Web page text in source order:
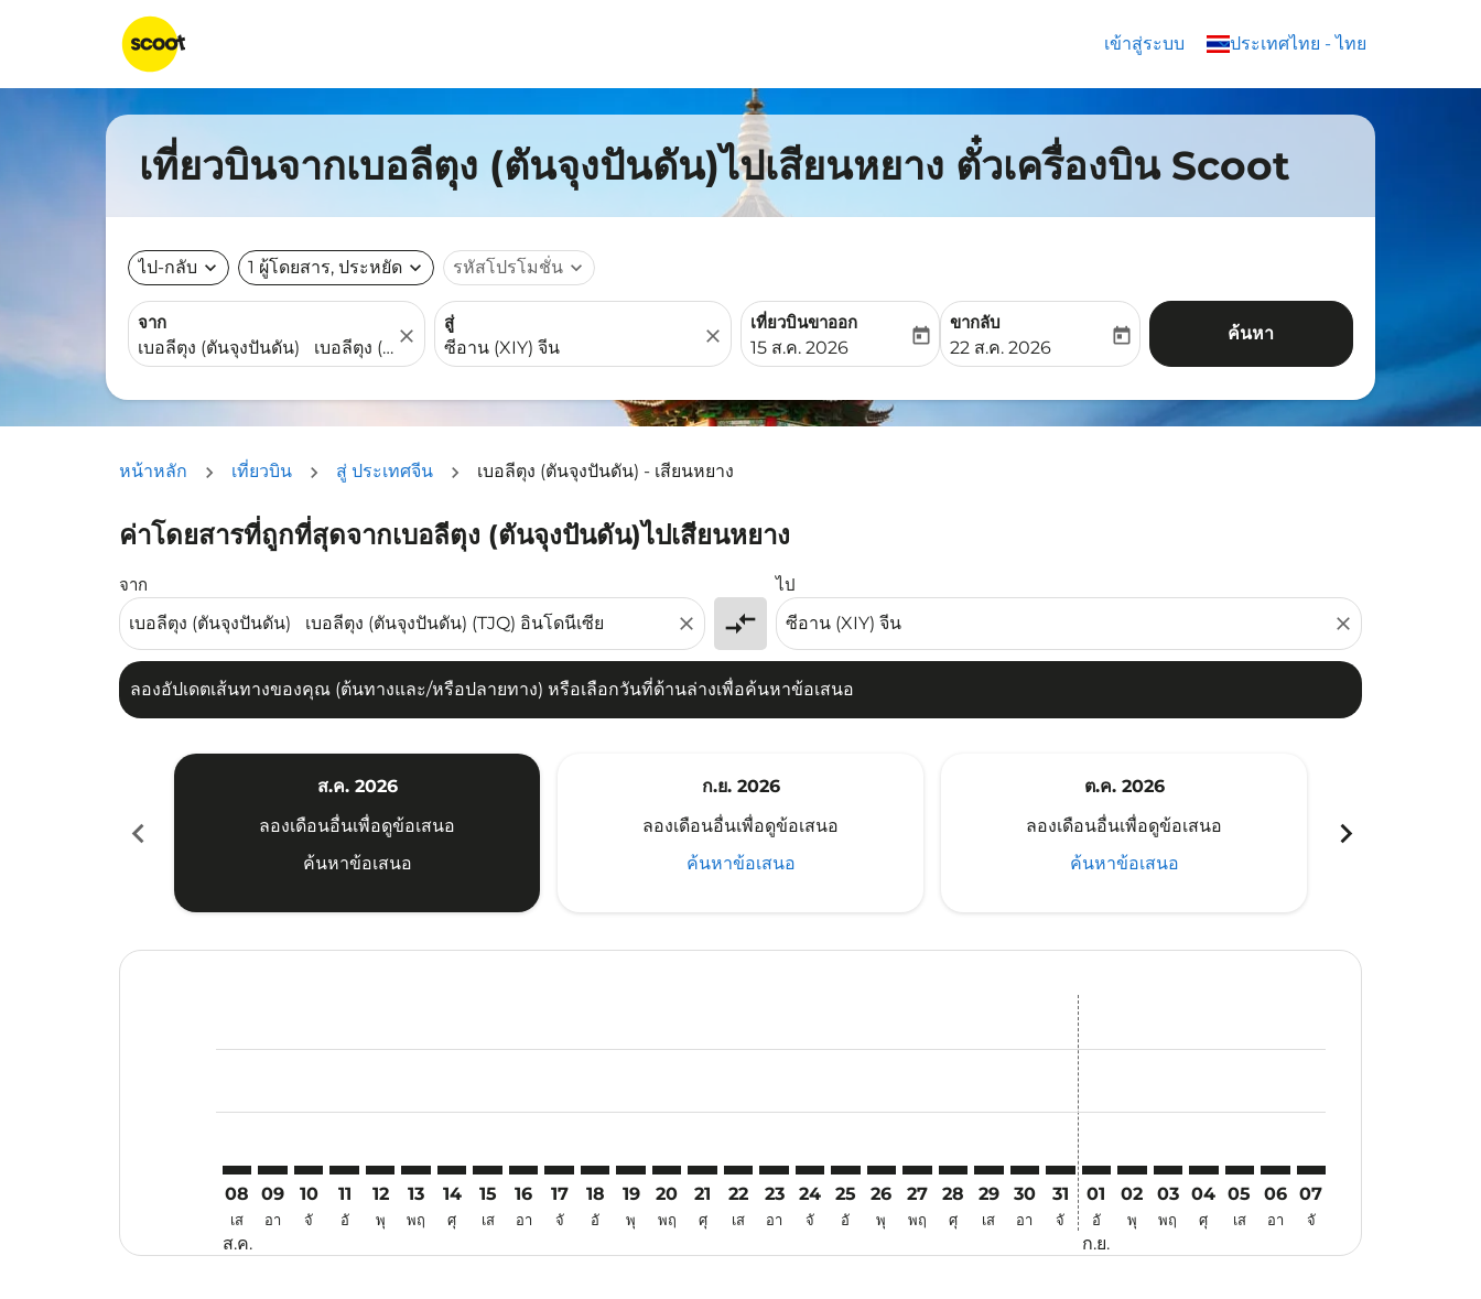
เข้าสู่ระบบ ประเทศไทย - ไทย
keyboard_arrow_down
เที่ยวบินจากเบอลีตุง (ตันจุงปันดัน)ไปเสียนหยาง ตั๋วเครื่องบิน Scoot
ไป-กลับ expand_more 1 ผู้โดยสาร, ประหยัด expand_more รหัสโปรโมชั่น expand_more
จาก
close
สู่
close
เที่ยวบินขาออก
fc-booking-departure-date-aria-label
15 ส.ค. 2026
today
ขากลับ
fc-booking-return-date-aria-label
22 ส.ค. 2026
today ค้นหา
หน้าหลัก เที่ยวบิน สู่ ประเทศจีน เบอลีตุง (ตันจุงปันดัน) - เสียนหยาง
ค่าโดยสารที่ถูกที่สุดจากเบอลีตุง (ตันจุงปันดัน)ไปเสียนหยาง
จาก
close compare_arrows
ไป
close
ลองอัปเดตเส้นทางของคุณ (ต้นทางและ/หรือปลายทาง) หรือเลือกวันที่ด้านล่างเพื่อค้นหาข้อเสนอ
ลองอัปเดตเส้นทางของคุณ (ต้นทางและ/หรือปลายทาง) หรือเลือกวันที่ด้านล่างเพื่อค้นหาข้อเสนอ
chevron_left
ส.ค. 2026
ลองเดือนอื่นเพื่อดูข้อเสนอ
ค้นหาข้อเสนอ
ก.ย. 2026
ลองเดือนอื่นเพื่อดูข้อเสนอ
ค้นหาข้อเสนอ
ต.ค. 2026
ลองเดือนอื่นเพื่อดูข้อเสนอ
ค้นหาข้อเสนอ
chevron_right
08
เส
ส.ค.
09
อา
10
จั
11
อั
12
พุ
13
พฤ
14
ศุ
15
เส
16
อา
17
จั
18
อั
19
พุ
20
พฤ
TJQ–XIY: cmp-view-offers-disclaimer. ค้นหาข้อเสนอ
21
ศุ
TJQ–XIY: cmp-view-offers-disclaimer. ค้นหาข้อเสนอ
22
เส
TJQ–XIY: cmp-view-offers-disclaimer. ค้นหาข้อเสนอ
23
อา
TJQ–XIY: cmp-view-offers-disclaimer. ค้นหาข้อเสนอ
24
จั
TJQ–XIY: cmp-view-offers-disclaimer. ค้นหาข้อเสนอ
25
อั
TJQ–XIY: cmp-view-offers-disclaimer. ค้นหาข้อเสนอ
26
พุ
TJQ–XIY: cmp-view-offers-disclaimer. ค้นหาข้อเสนอ
27
พฤ
TJQ–XIY: cmp-view-offers-disclaimer. ค้นหาข้อเสนอ
28
ศุ
TJQ–XIY: cmp-view-offers-disclaimer. ค้นหาข้อเสนอ
29
เส
TJQ–XIY: cmp-view-offers-disclaimer. ค้นหาข้อเสนอ
30
อา
TJQ–XIY: cmp-view-offers-disclaimer. ค้นหาข้อเสนอ
31
จั
01
อั
ก.ย.
02
พุ
03
พฤ
04
ศุ
05
เส
06
อา
07
จั